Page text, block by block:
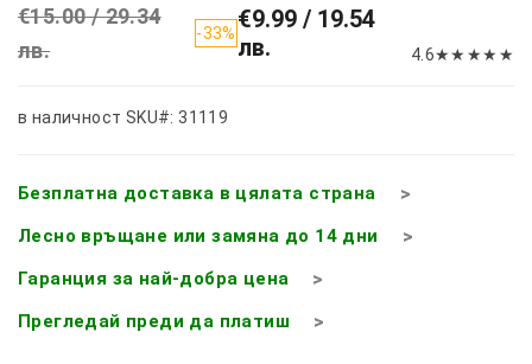
€15.00 / 29.34
лв.
-33%€9.99 / 19.54
лв.
4.6★★ ★★ ★
в наличност SKU#: 31119
Безплатна доставка в цялата страна
Лесно връщане или замяна до 14 дни
Гаранция за най-добра цена
Прегледай преди да платиш